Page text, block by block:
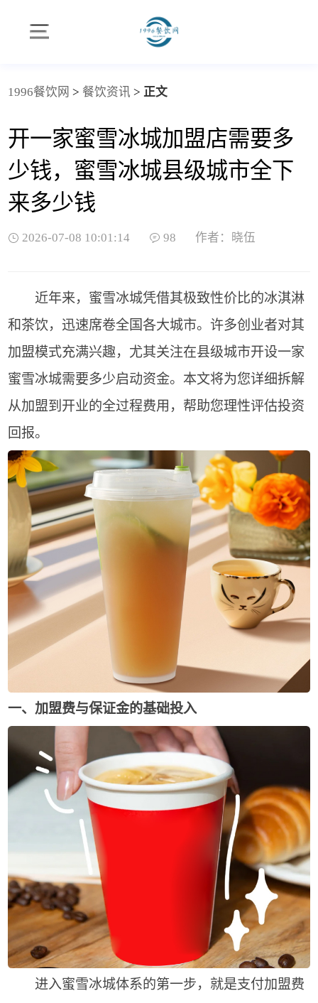
1996餐饮网 > 餐饮资讯 > 正文
开一家蜜雪冰城加盟店需要多
少钱，蜜雪冰城县级城市全下
来多少钱
2026-07-08 10:01:14 98 作者：晓伍
近年来，蜜雪冰城凭借其极致性价比的冰淇淋
和茶饮，迅速席卷全国各大城市。许多创业者对其
加盟模式充满兴趣，尤其关注在县级城市开设一家
蜜雪冰城需要多少启动资金。本文将为您详细拆解
从加盟到开业的全过程费用，帮助您理性评估投资
回报。
一、加盟费与保证金的基础投入
进入蜜雪冰城体系的第一步，就是支付加盟费